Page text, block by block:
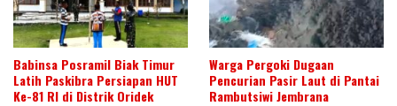
Babinsa Posramil Biak Timur
Latih Paskibra Persiapan HUT
Ke-81 RI di Distrik Oridek
Warga Pergoki Dugaan
Pencurian Pasir Laut di Pantai
Rambutsiwi Jembrana